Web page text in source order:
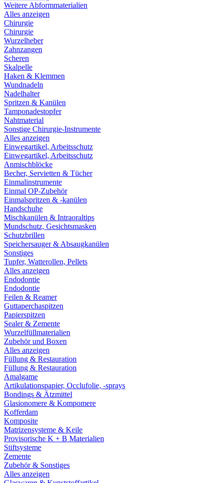
Weitere Abformmaterialien
Alles anzeigen
Chirurgie
Chirurgie
Wurzelheber
Zahnzangen
Scheren
Skalpelle
Haken & Klemmen
Wundnadeln
Nadelhalter
Spritzen & Kanülen
Tamponadestopfer
Nahtmaterial
Sonstige Chirurgie-Instrumente
Alles anzeigen
Einwegartikel, Arbeitsschutz
Einwegartikel, Arbeitsschutz
Anmischblöcke
Becher, Servietten & Tücher
Einmalinstrumente
Einmal OP-Zubehör
Einmalspritzen & -kanülen
Handschuhe
Mischkanülen & Intraoraltips
Mundschutz, Gesichtsmasken
Schutzbrillen
Speichersauger & Absaugkanülen
Sonstiges
Tupfer, Watterollen, Pellets
Alles anzeigen
Endodontie
Endodontie
Feilen & Reamer
Guttaperchaspitzen
Papierspitzen
Sealer & Zemente
Wurzelfüllmaterialien
Zubehör und Boxen
Alles anzeigen
Füllung & Restauration
Füllung & Restauration
Amalgame
Artikulationspapier, Occlufolie, -sprays
Bondings & Ätzmittel
Glasionomere & Kompomere
Kofferdam
Komposite
Matrizensysteme & Keile
Provisorische K + B Materialien
Stiftsysteme
Zemente
Zubehör & Sonstiges
Alles anzeigen